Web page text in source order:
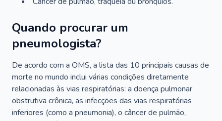
Quando procurar um
pneumologista?
De acordo com a OMS, a lista das 10 principais causas de
morte no mundo inclui várias condições diretamente
relacionadas às vias respiratórias: a doença pulmonar
obstrutiva crônica, as infecções das vias respiratórias
inferiores (como a pneumonia), o câncer de pulmão,